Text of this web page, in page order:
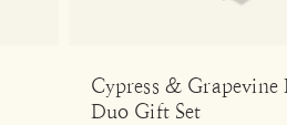
Cypress & Grapevine
Duo Gift Set